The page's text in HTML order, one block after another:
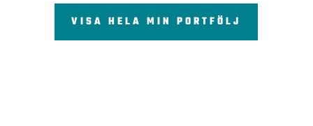
VISA HELA MIN PORTFÖLJ